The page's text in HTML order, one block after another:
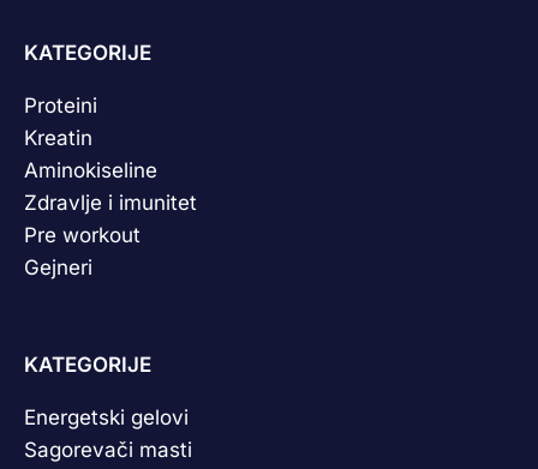
KATEGORIJE
Proteini
Kreatin
Aminokiseline
Zdravlje i imunitet
Pre workout
Gejneri
KATEGORIJE
Energetski gelovi
Sagorevači masti